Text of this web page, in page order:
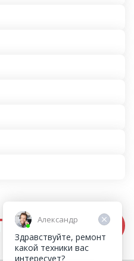
Александр
Здравствуйте, ремонт
какой техники вас
интересует?